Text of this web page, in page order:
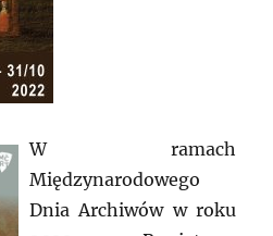
W ramach
Międzynarodowego
Dnia Archiwów w roku